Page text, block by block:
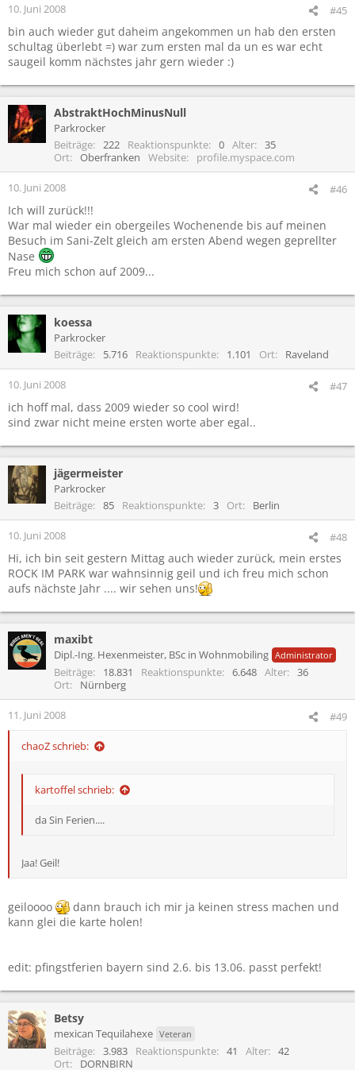
10. Juni 2008 #45
bin auch wieder gut daheim angekommen un hab den ersten
schultag überlebt =) war zum ersten mal da un es war echt
saugeil komm nächstes jahr gern wieder :)
AbstraktHochMinusNull
Parkrocker
Beiträge
222 Reaktionspunkte 0 Alter
35
Ort
Oberfranken Website profile.myspace.com
10. Juni 2008 #46
Ich will zurück!!!
War mal wieder ein obergeiles Wochenende bis auf meinen
Besuch im Sani-Zelt gleich am ersten Abend wegen geprellter
Nase
Freu mich schon auf 2009...
koessa
Parkrocker
Beiträge
5.716 Reaktionspunkte 1.101 Ort Raveland
10. Juni 2008 #47
ich hoff mal, dass 2009 wieder so cool wird!
sind zwar nicht meine ersten worte aber egal..
jägermeister
Parkrocker
Beiträge
85 Reaktionspunkte 3 Ort Berlin
10. Juni 2008 #48
Hi, ich bin seit gestern Mittag auch wieder zurück, mein erstes
ROCK IM PARK war wahnsinnig geil und ich freu mich schon
aufs nächste Jahr .... wir sehen uns!
maxibt
Dipl.-Ing. Hexenmeister, BSc in Wohnmobiling Administrator
Beiträge 18.831 Reaktionspunkte 6.648 Alter
36
Ort
Nürnberg
11. Juni 2008 #49
chaoZ schrieb:
kartoffel schrieb:
da Sin Ferien....
Jaa! Geil!
geiloooo
dann brauch ich mir ja keinen stress machen und
kann glei die karte holen!
edit: pfingstferien bayern sind 2.6. bis 13.06. passt perfekt!
Betsy
mexican Tequilahexe Veteran
Beiträge 3.983 Reaktionspunkte 41 Alter
42
Ort
DORNBIRN